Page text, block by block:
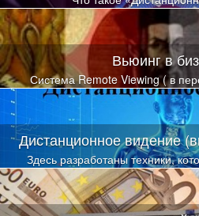
Вьюинг в
Система Remote Viewing ( в
Видение), далее сокращенно
получения недоступной или
Дистанционное видение
Здесь разработаны техники,
мощное позитивное исцеляющее
человека, которые приводят
при грамотном их